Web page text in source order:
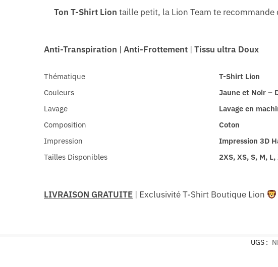
Ton T-Shirt Lion taille petit, la Lion Team te recommande
Anti-Transpiration | Anti-Frottement | Tissu ultra Doux
Thématique
T-Shirt Lion
Couleurs
Jaune et Noir –
Lavage
Lavage en
Composition
Coton
Impression
Impression 3D
Tailles Disponibles
2XS, XS, S, M,
LIVRAISON GRATUITE | Exclusivité T-Shirt Boutique Lion
UGS :